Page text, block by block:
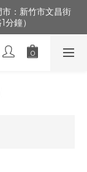
利 >登入官網 > 個
禮金
：新竹市文昌街
鐘）
利 >登入官網 > 個
金